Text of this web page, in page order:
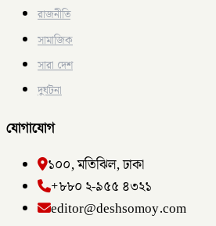
রাজনীতি
সামাজিক
সারা দেশ
দুর্ঘটনা
যোগাযোগ
১০০, মতিঝিল, ঢাকা
+৮৮০ ২-৯৫৫ ৪৩২১
editor@deshsomoy.com